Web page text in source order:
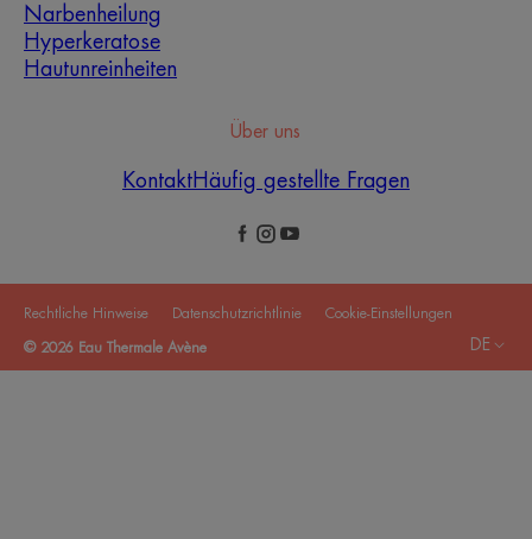
Narbenheilung
Hyperkeratose
Hautunreinheiten
Über uns
KontaktHäufig gestellte Fragen
Rechtliche Hinweise Datenschutzrichtlinie Cookie-Einstellungen
© 2026 Eau Thermale Avène DE